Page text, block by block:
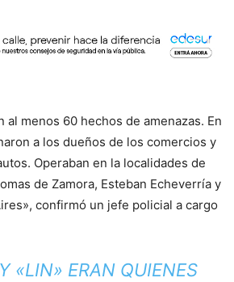
al menos 60 hechos de amenazas. En
a los dueños de los comercios y
Operaban en la localidades de
de Zamora, Esteban Echeverría y
confirmó un jefe policial a cargo
«LIN» ERAN QUIENES